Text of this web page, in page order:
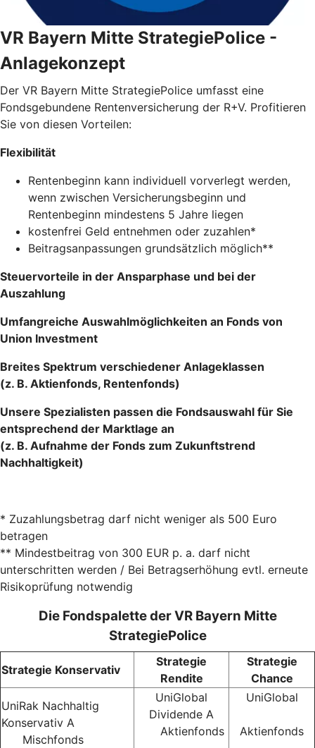
VR Bayern Mitte StrategiePolice -
Anlagekonzept
Der VR Bayern Mitte StrategiePolice umfasst eine
Fondsgebundene Rentenversicherung der R+V. Profitieren
Sie von diesen Vorteilen:
Flexibilität
Rentenbeginn kann individuell vorverlegt werden,
wenn zwischen Versicherungsbeginn und
Rentenbeginn mindestens 5 Jahre liegen
kostenfrei Geld entnehmen oder zuzahlen*
Beitragsanpassungen grundsätzlich möglich**
Steuervorteile in der Ansparphase und bei der
Auszahlung
Umfangreiche Auswahlmöglichkeiten an Fonds von
Union Investment
Breites Spektrum verschiedener Anlageklassen
(z. B. Aktienfonds, Rentenfonds)
Unsere Spezialisten passen die Fondsauswahl für Sie
entsprechend der Marktlage an
(z. B. Aufnahme der Fonds zum Zukunftstrend
Nachhaltigkeit)
* Zuzahlungsbetrag darf nicht weniger als 500 Euro
betragen
** Mindestbeitrag von 300 EUR p. a. darf nicht
unterschritten werden / Bei Betragserhöhung evtl. erneute
Risikoprüfung notwendig
Die Fondspalette der VR Bayern Mitte
StrategiePolice
Strategie Konservativ
Strategie
Rendite
Strategie
Chance
UniRak Nachhaltig
Konservativ A
Mischfonds
UniGlobal
Dividende A
Aktienfonds
UniGlobal
Aktienfonds